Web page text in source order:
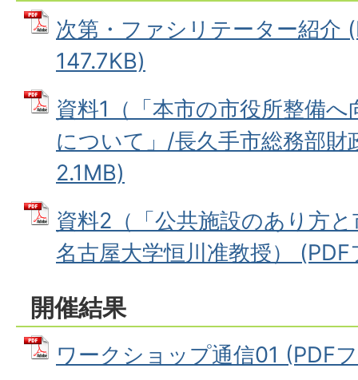
次第・ファシリテーター紹介
147.7KB)
資料1（「本市の市役所整備
について」/長久手市総務部財
2.1MB)
資料2（「公共施設のあり方
名古屋大学恒川准教授）
開催結果
ワークショップ通信01 (PDF